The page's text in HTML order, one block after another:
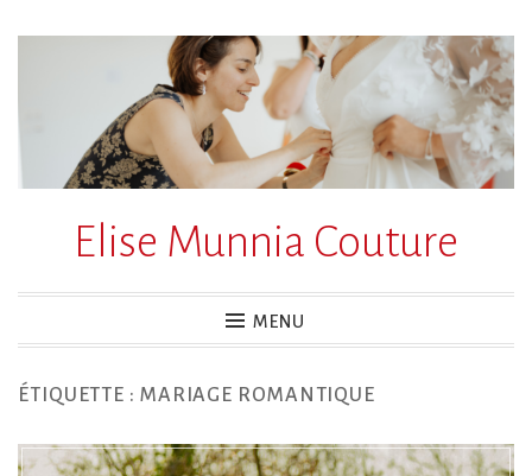
Elise Munnia Couture
MENU
ÉTIQUETTE : MARIAGE ROMANTIQUE